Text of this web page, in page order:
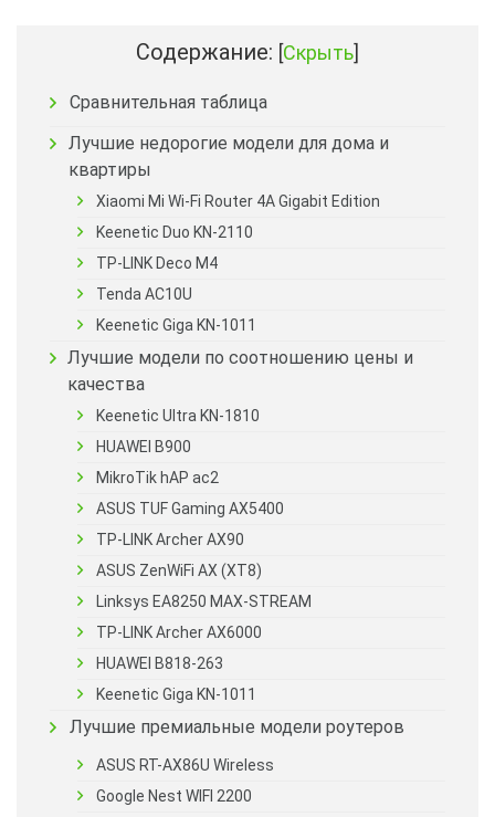
Содержание: [Скрыть]
Сравнительная таблица
Лучшие недорогие модели для дома и
квартиры
Xiaomi Mi Wi-Fi Router 4A Gigabit Edition
Keenetic Duo KN-2110
TP-LINK Deco M4
Tenda AC10U
Keenetic Giga KN-1011
Лучшие модели по соотношению цены и
качества
Keenetic Ultra KN-1810
HUAWEI B900
MikroTik hAP ac2
ASUS TUF Gaming AX5400
TP-LINK Archer AX90
ASUS ZenWiFi AX (XT8)
Linksys EA8250 MAX-STREAM
TP-LINK Archer AX6000
HUAWEI B818-263
Keenetic Giga KN-1011
Лучшие премиальные модели роутеров
ASUS RT-AX86U Wireless
Google Nest WIFI 2200